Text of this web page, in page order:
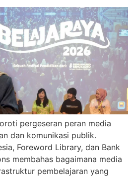
pergeseran peran media
dan komunikasi publik.
Foreword Library, dan Bank
membahas bagaimana media
pembelajaran yang